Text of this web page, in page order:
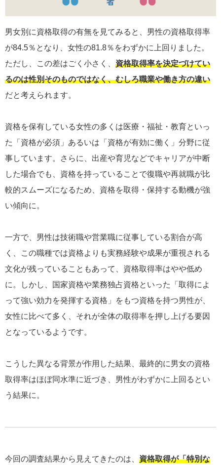
男女別に資格取得の有無を見てみると、男性の資格取得率
が84.5％となり、女性の81.8％をわずかに上回りました。
ただし、この差はごく小さく、 資格取得率を決定づけてい
るのは性別そのものではなく、むしろ職業や働き方の違い
だと考えられます。
資格を保有している女性の多くは医療・福祉・教育といっ
た「資格が必須」あるいは「資格が有効に働く」分野に従
事しています。さらに、出産や育児などでキャリアが中断
した場合でも、資格を持っていることで復職や再就職が比
較的スムーズになるため、資格を取得・保持する動機が強
い傾向に。
一方で、男性は技術職や営業職に従事している割合が高
く、この職種では資格よりも実務経験や成果が重視される
文化が残っていることもあって、資格取得率はやや低め
に。しかし、国家資格や業務独占資格といった「取得によ
って強い効力を発揮する資格」をもつ資格を持つ男性が、
女性に比べて多く、それが全体の取得率を押し上げる要因
となっているようです。
こうした異なる背景が作用した結果、最終的に男女の資格
取得率はほぼ同水準に近づき、男性がわずかに上回るとい
う結果に。
今回の調査結果から見えてきたのは、 資格取得が「特別な